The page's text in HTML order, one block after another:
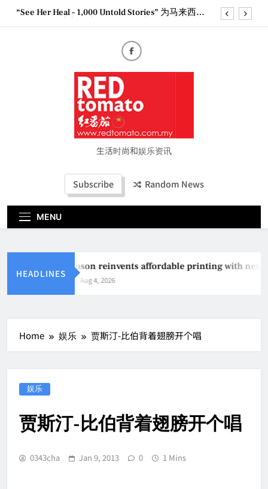
Skip“See Her Heal – 1,000 Untold Stories” 为马来西亚
Epson reinvents affordable printing with next-
generation EcoTank Series
Couture Fashion Week Malaysia 2026– Press
“See Her Heal – 1,000 Untold Stories” 为马来西亚
妈妈提供分享剖腹产复原历程的空间
2026 全国房地产大奖创历史纪录 见证马来西亚房
地产经纪行业蓬勃发展生活时尚和娱乐资讯
Subscribe Random News
MENU
HEADLINES
Epson reinvents affordable printing with
Aug 4, 2026
Home 娱乐 贾斯汀-比伯背着翅膀开个唱
娱乐
贾斯汀-比伯背着翅膀开个唱
0343cha Jan 9, 2013 0 1 Mins